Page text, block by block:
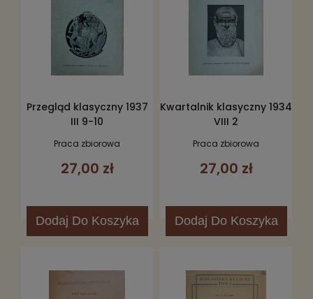
Przegląd klasyczny 1937
III 9-10
Praca zbiorowa
27,00 zł
Dodaj Do Koszyka
Kwartalnik klasyczny 1934
VIII 2
Praca zbiorowa
27,00 zł
Dodaj Do Koszyka